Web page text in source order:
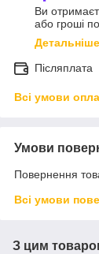
Ви
або гроші
Детальніше
Післяплата
Всі умови
Умови
Повернення
Всі умови
З цим